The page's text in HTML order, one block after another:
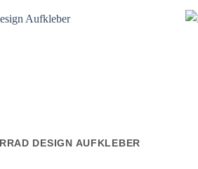
DESIGN AUFKLEBER